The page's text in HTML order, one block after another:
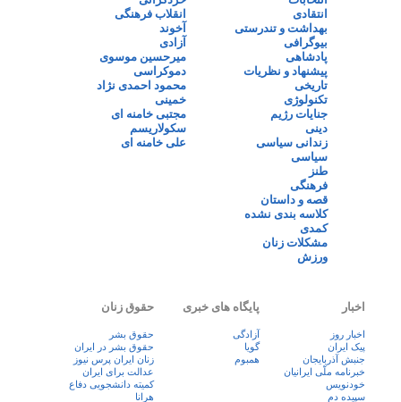
انتقادی
بهداشت و تندرستی
بیوگرافی
پادشاهی
پیشنهاد و نظریات
تاریخی
تکنولوژی
جنایات رژیم
دینی
زندانی سیاسی
سیاسی
طنز
فرهنگی
قصه و داستان
کلاسه بندی نشده
کمدی
مشکلات زنان
ورزش
انقلاب فرهنگی
آخوند
آزادی
میرحسین موسوی
دموکراسی
محمود احمدی نژاد
خمینی
مجتبی خامنه ای
سکولاریسم
علی خامنه ای
اخبار
اخبار روز
پيک ايران
جنبش آذربایجان
خبرنامه ملّی ایرانیان
خودنویس
سپیده دم
پایگاه های خبری
آزادگی
گویا
همبوم
حقوق زنان
حقوق بشر
حقوق بشر در ایران
زنان ايران پرس نيوز
عدالت برای ایران
کمیته دانشجویی دفاع
هرانا